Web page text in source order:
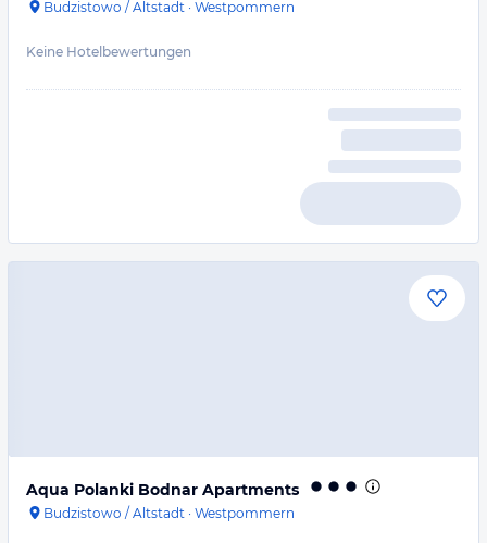
Budzistowo / Altstadt · Westpommern
Keine Hotelbewertungen
Aqua Polanki Bodnar Apartments
Budzistowo / Altstadt · Westpommern